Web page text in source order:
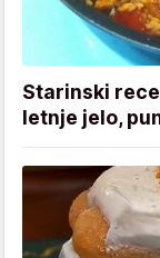
Starinski
letnje jelo,